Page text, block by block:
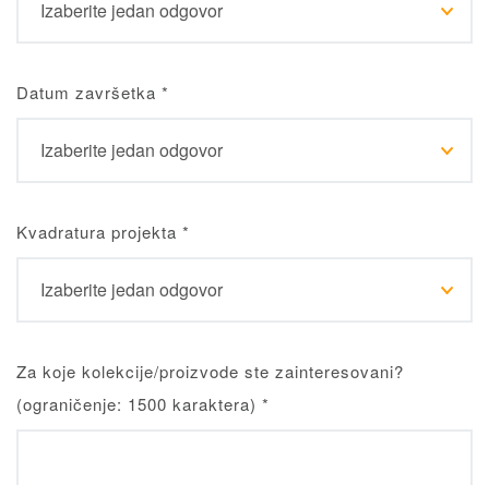
Datum završetka *
Kvadratura projekta *
Za koje kolekcije/proizvode ste zainteresovani?
(ograničenje: 1500 karaktera) *